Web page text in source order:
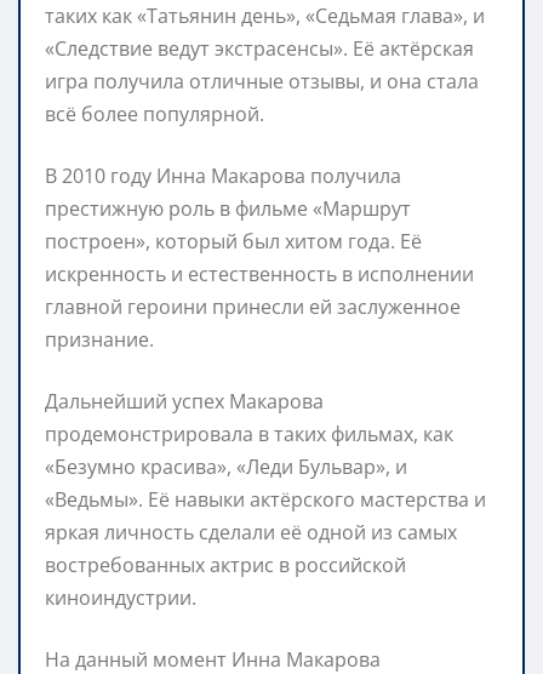
таких как «Татьянин день», «Седьмая глава», и
«Следствие ведут экстрасенсы». Её актёрская
игра получила отличные отзывы, и она стала
всё более популярной.
В 2010 году Инна Макарова получила
престижную роль в фильме «Маршрут
построен», который был хитом года. Её
искренность и естественность в исполнении
главной героини принесли ей заслуженное
признание.
Дальнейший успех Макарова
продемонстрировала в таких фильмах, как
«Безумно красива», «Леди Бульвар», и
«Ведьмы». Её навыки актёрского мастерства и
яркая личность сделали её одной из самых
востребованных актрис в российской
киноиндустрии.
На данный момент Инна Макарова